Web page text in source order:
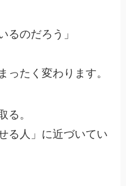
るのだろう」
ったく変わります。
る。
る人」に近づいてい